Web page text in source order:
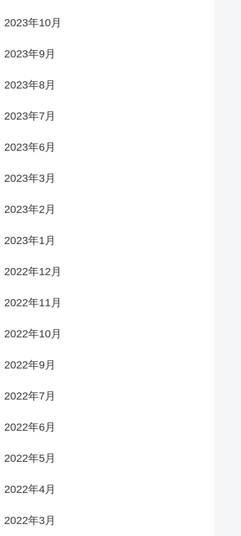
2023年10月
2023年9月
2023年8月
2023年7月
2023年6月
2023年3月
2023年2月
2023年1月
2022年12月
2022年11月
2022年10月
2022年9月
2022年7月
2022年6月
2022年5月
2022年4月
2022年3月